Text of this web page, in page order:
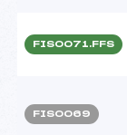
FIS0071.FFS
FIS0069